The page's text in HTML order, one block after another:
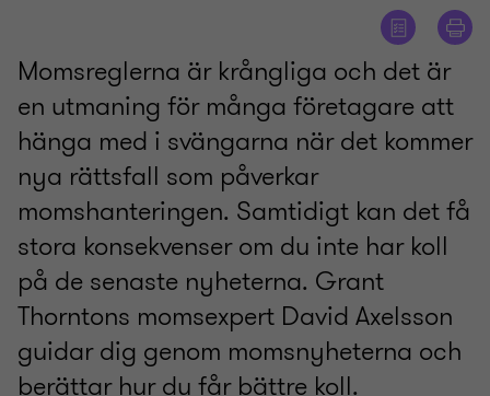
Momsreglerna är krångliga och det är
en utmaning för många företagare att
hänga med i svängarna när det kommer
nya rättsfall som påverkar
momshanteringen. Samtidigt kan det få
stora konsekvenser om du inte har koll
på de senaste nyheterna. Grant
Thorntons momsexpert David Axelsson
guidar dig genom momsnyheterna och
berättar hur du får bättre koll.